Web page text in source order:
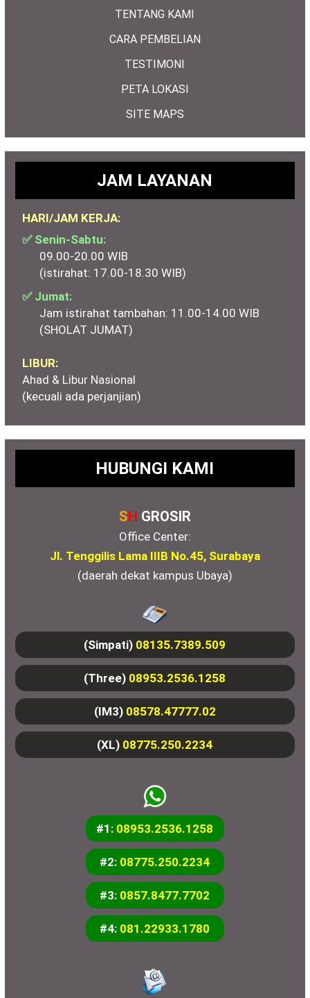
TENTANG KAMI
CARA PEMBELIAN
TESTIMONI
PETA LOKASI
SITE MAPS
JAM LAYANAN
HARI/JAM KERJA:
✅ Senin-Sabtu:
09.00-20.00 WIB
(istirahat: 17.00-18.30 WIB)
✅ Jumat:
Jam istirahat tambahan: 11.00-14.00 WIB
(SHOLAT JUMAT)
LIBUR:
Ahad & Libur Nasional
(kecuali ada perjanjian)
HUBUNGI KAMI
SH GROSIR
Office Center:
Jl. Tenggilis Lama IIIB No.45, Surabaya
(daerah dekat kampus Ubaya)
(Simpati) 08135.7389.509
(Three) 08953.2536.1258
(IM3) 08578.47777.02
(XL) 08775.250.2234
#1: 08953.2536.1258
#2: 08775.250.2234
#3: 0857.8477.7702
#4: 081.22933.1780